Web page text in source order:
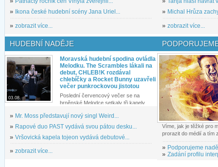
»
Ikona české hudební scény Jana Uriel...
» zobrazit více...
» Michal Hrůza
» zobrazit více...
HUDEBNÍ NADĚJE
03.08.
Moravská hudební spodina ovládla
Melodku. The Scrambles lákali na
debut, CHLEB!K rozdával
chlebíčky a Rocket Bunny uzavřeli
večer punkrockovou jistotou
Poslední červencový večer se na
brněnské Melodce setkaly tři kapely...
» Mr. Moss představují nový singl Weird...
» Rapové duo PAST vydává svou pátou desku...
» Vršovická kapela tojeon vydává debutové...
» zobrazit více...
Víme, jak je těžké pro
prorazit do médií a tím
» Podporujeme
» Zadání profilu